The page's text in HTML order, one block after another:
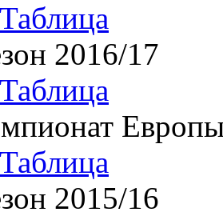
Таблица
2016/17
Таблица
Таблица
2015/16